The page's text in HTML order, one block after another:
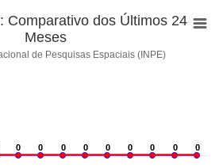
Comparativo dos Últimos 24
Meses
de Pesquisas Espaciais (INPE)
0
0 0
0 0
0 0
0 0
0 0
0 0
0 0
0 0
0